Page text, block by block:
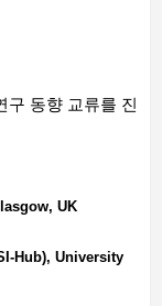
동향 교류를 진
UK
Hub), University